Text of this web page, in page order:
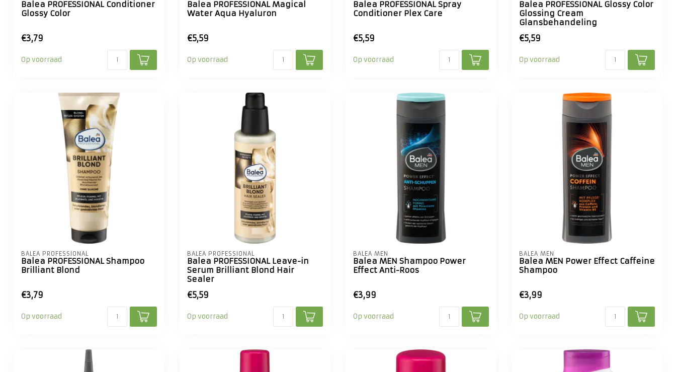
Balea PROFESSIONAL Conditioner
Glossy Color
€3,79
Op voorraad
Balea PROFESSIONAL Magical
Water Aqua Hyaluron
€5,59
Op voorraad
Balea PROFESSIONAL Spray
Conditioner Plex Care
€5,59
Op voorraad
Balea PROFESSIONAL Glossy Color
Glossing Cream
Glansbehandeling
€5,59
Op voorraad
BALEA PROFESSIONAL
Balea PROFESSIONAL Shampoo
Brilliant Blond
€3,79
Op voorraad
BALEA PROFESSIONAL
Balea PROFESSIONAL Leave-in
Serum Brilliant Blond Hair
Sealer
€5,59
Op voorraad
BALEA MEN
Balea MEN Shampoo Power
Effect Anti-Roos
€3,99
Op voorraad
BALEA MEN
Balea MEN Power Effect Caffeine
Shampoo
€3,99
Op voorraad